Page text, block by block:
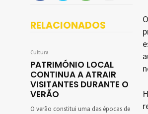
RELACIONADOS
Cultura
PATRIMÓNIO LOCAL
CONTINUA A ATRAIR
VISITANTES DURANTE O
VERÃO
O verão constitui uma das épocas de